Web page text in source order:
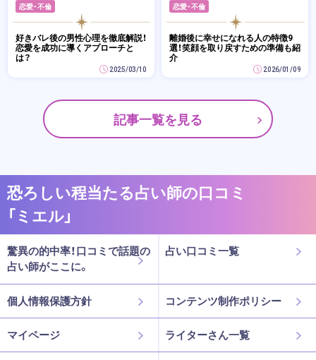
恋愛・不倫
好きバレ後の男性心理を徹底解説！
恋愛を成功に導くアプローチと
は？
2025/03/10
恋愛・不倫
離婚後に幸せになれる人の特徴9
選！笑顔を取り戻すための準備も紹
介
2026/01/09
記事一覧を見る
恐ろしい程当たる占い師の口コミ
「ミエル」
驚異の的中率！口コミで話題の
占い師がここに。
占い口コミ一覧
個人情報保護方針 コンテンツ制作ポリシー
マイページ ライターさん一覧